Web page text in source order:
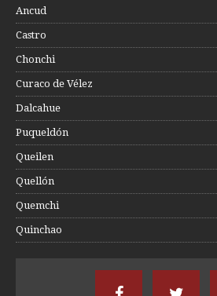
Ancud
Castro
Chonchi
Curaco de Vélez
Dalcahue
Puqueldón
Queilen
Quellón
Quemchi
Quinchao